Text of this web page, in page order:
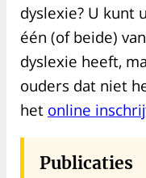
dyslexie? U kunt
één (of beide)
dyslexie heeft,
ouders dat niet
het online
Publicaties